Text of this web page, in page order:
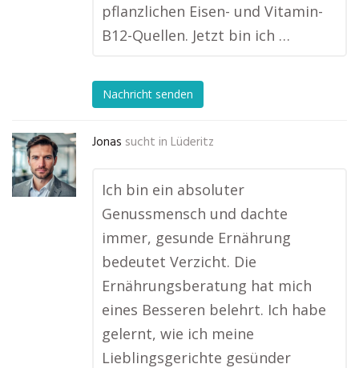
pflanzlichen Eisen- und Vitamin-
B12-Quellen. Jetzt bin ich …
Nachricht senden
Jonas sucht in Lüderitz
Ich bin ein absoluter
Genussmensch und dachte
immer, gesunde Ernährung
bedeutet Verzicht. Die
Ernährungsberatung hat mich
eines Besseren belehrt. Ich habe
gelernt, wie ich meine
Lieblingsgerichte gesünder